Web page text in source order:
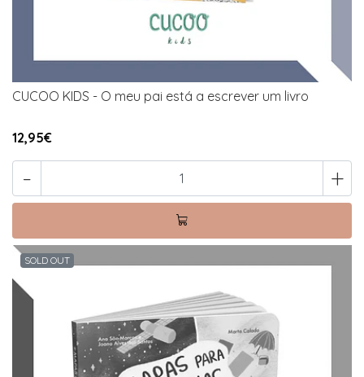
CUCOO KIDS - O meu pai está a escrever um livro
12,95€
- +
SOLD OUT